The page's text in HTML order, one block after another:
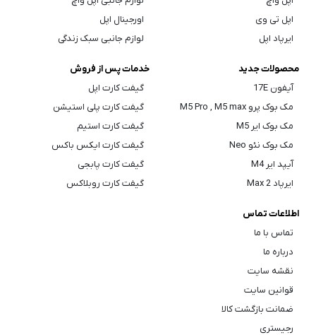
اپل تی وی
ایرپاد اپل
اورجینال اپل
لوازم جانبی سبک زندگی
محصولات جدید
آیفون 17E
مک بوک پرو M5 Pro , M5 max
مک بوک ایر M5
مک بوک نئو Neo
آیپد ایر M4
ایرپاد Max 2
خدمات پس از فروش
گیفت کارت اپل
گیفت کارت پلی استیشن
گیفت کارت استیم
گیفت کارت ایکس باکس
گیفت کارت پابجی
گیفت کارت روبلاکس
اطلاعات تماس
تماس با ما
درباره ما
نقشه سایت
قوانین سایت
ضمانت بازگشت کالا
رجیستری